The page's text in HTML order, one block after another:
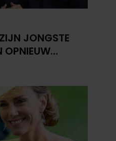
JONGSTE
OPNIEUW